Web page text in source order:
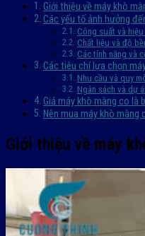
Giới thiệu về máy khò
Các yếu tố ảnh hưởng
Công suất và
Chất liệu và độ
Các tính năng và
Các tiêu chí lựa chọn
Nhu cầu và quy
Ngân sách và dự
Giá máy khò màng co là
Nên mua máy khò màng
Giới thiệu về máy